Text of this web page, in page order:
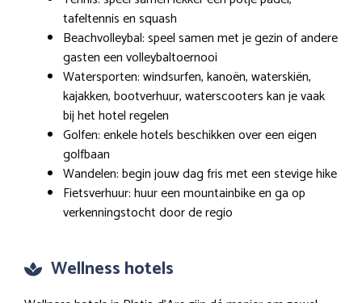
tafeltennis en squash
Beachvolleybal: speel samen met je gezin of andere
gasten een volleybaltoernooi
Watersporten: windsurfen, kanoën, waterskiën,
kajakken, bootverhuur, waterscooters kan je vaak
bij het hotel regelen
Golfen: enkele hotels beschikken over een eigen
golfbaan
Wandelen: begin jouw dag fris met een stevige hike
Fietsverhuur: huur een mountainbike en ga op
verkenningstocht door de regio
Wellness hotels